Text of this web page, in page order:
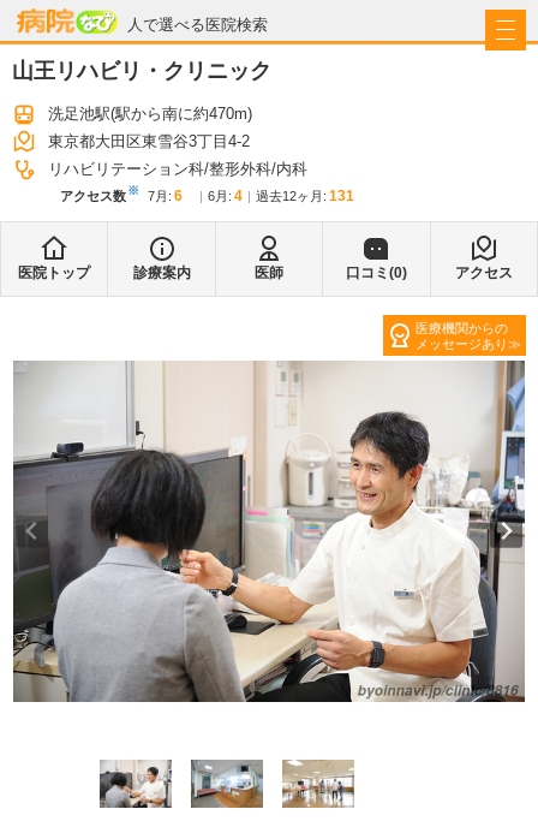
人で選べる医院検索
病院なび
山王リハビリ・クリニック
洗足池駅(駅から南に約470m)
東京都大田区東雪谷3丁目4-2
リハビリテーション科 整形外科 内科
アクセス数※ 7月 : 6 6月 : 4 過去12ヶ月: 131
医院トップ 診療案内 医師 口コミ(0) アクセス
医療機関からの
メッセージあり